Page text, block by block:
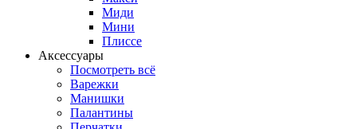
Миди
Мини
Плиссе
Аксессуары
Посмотреть всё
Варежки
Манишки
Палантины